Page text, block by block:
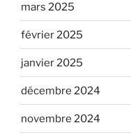
mars 2025
février 2025
janvier 2025
décembre 2024
novembre 2024